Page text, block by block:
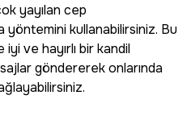
yayılan cep
kullanabilirsiniz. Bu
ve hayırlı bir kandil
göndererek onlarında